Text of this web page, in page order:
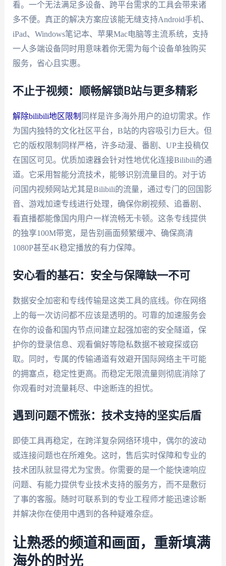
看。一个无法满足多设备、跨平台需求的工具会带来诸
多不便。真正的解决方案应该能无缝支持Android手机、
iPad、Windows笔记本、苹果Mac电脑等主流系统，支持
一人多端设备同时用意味着你无需为每个设备单独购买
服务，省心且实惠。
不止于视频：顺畅解锁B站与更多精彩
解除bilibili地区限制 同样是许多海外用户的迫切需求。作
为国内独特的文化社区平台，B站的内容吸引力巨大。但
它的版权限制同样严格，许多动漫、番剧、UP主投稿仅
在国区可见。优质加速器会针对性地优化连接Bilibili的通
道。它采用智能分流技术，能够识别流量目的。对于访
问国内视频网站尤其是Bilibili的流量，通过专门的回国影
音、游戏加速专线进行处理，确保你刷视频、追番剧、
看直播都能像国内用户一样流畅无卡顿。这条专线提供
的独享100M带宽，是告别画面频繁缓冲、确保高清
1080P甚至4K稳定播放的有力保障。
安心看的基石：安全与保障缺一不可
数据安全加密和专线传输是这类工具的底线。你在网络
上的每一次访问都不应该是透明的。可靠的加速服务会
在你的设备和国内节点间建立起强加密的安全隧道，保
护你的登录信息、观看偏好等隐私数据不被窥探或窃
取。同时，专属的传输通道有效避开国际网络主干可能
的拥塞点，稳定性更高。而稳定无限流量则彻底消除了
你观看时对流量耗尽、中途断连的担忧。
遇到问题不慌张：技术支持的坚实后盾
即使工具再稳定，在跨洋复杂网络环境中，偶尔的波动
或连接问题也在所难免。这时，售后实时保障和专业的
技术团队就显得尤为宝贵。你需要的是一个能快速响应
问题、有能力提供专业技术支持的服务方，而不是敷衍
了事的客服。随时可联系到的专业工程师才能迅速诊断
并解决你在使用中遇到的各种疑难杂症。
让熟悉的频道和画面，重新填满
海外的时光